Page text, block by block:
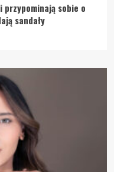
sobie o
sandały